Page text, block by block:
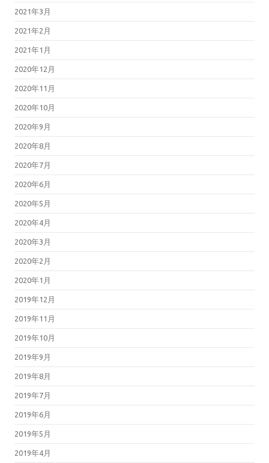
2021年3月
2021年2月
2021年1月
2020年12月
2020年11月
2020年10月
2020年9月
2020年8月
2020年7月
2020年6月
2020年5月
2020年4月
2020年3月
2020年2月
2020年1月
2019年12月
2019年11月
2019年10月
2019年9月
2019年8月
2019年7月
2019年6月
2019年5月
2019年4月